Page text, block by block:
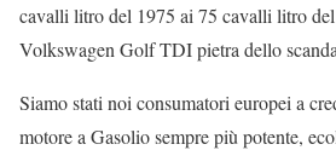
cavalli litro del 1975 ai 75 cavalli litro
Volkswagen Golf TDI pietra dello
Siamo stati noi consumatori europei a
motore a Gasolio sempre più potente,